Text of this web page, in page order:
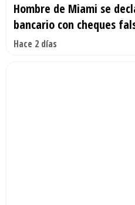
Hombre de Miami se
bancario con cheques
Hace 2 días